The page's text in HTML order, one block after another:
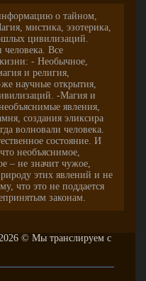
о тайном,
мистика, эзотерика,
цивилизаций.
Все
- Необычное,
и религия,
научные открытия,
-Магия и
явления,
создания эликсира
волновали человека.
состояние. И
необъяснимое,
– не значит чужое,
этих явлений и не
что это не поддается
законам.
2026 © Мы транслируем с